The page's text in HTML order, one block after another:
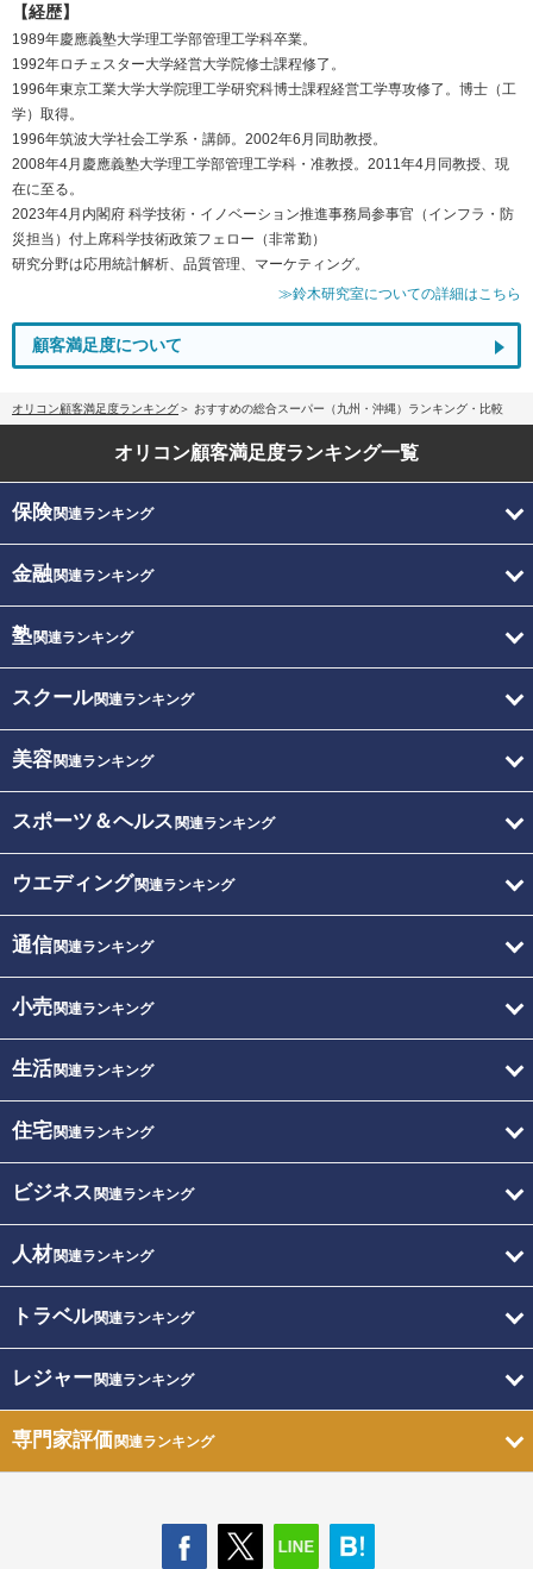
【経歴】
1989年慶應義塾大学理工学部管理工学科卒業。
1992年ロチェスター大学経営大学院修士課程修了。
1996年東京工業大学大学院理工学研究科博士課程経営工学専攻修了。博士（工
学）取得。
1996年筑波大学社会工学系・講師。2002年6月同助教授。
2008年4月慶應義塾大学理工学部管理工学科・准教授。2011年4月同教授、現
在に至る。
2023年4月内閣府 科学技術・イノベーション推進事務局参事官（インフラ・防
災担当）付上席科学技術政策フェロー（非常勤）
研究分野は応用統計解析、品質管理、マーケティング。
≫鈴木研究室についての詳細はこちら
顧客満足度について
オリコン顧客満足度ランキング おすすめの総合スーパー（九州・沖縄）ランキング・比較
オリコン顧客満足度ランキング一覧
保険関連ランキング
金融関連ランキング
塾関連ランキング
スクール関連ランキング
美容関連ランキング
スポーツ＆ヘルス 関連ランキング
ウエディング関連ランキング
通信関連ランキング
小売関連ランキング
生活関連ランキング
住宅関連ランキング
ビジネス 関連ランキング
人材関連ランキング
トラベル関連ランキング
レジャー関連ランキング
専門家評価関連ランキング